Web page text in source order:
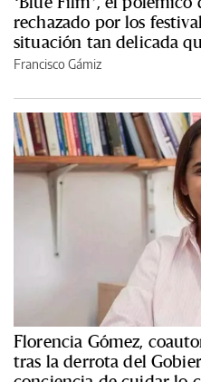
rechazado por los
situación tan delicada
Francisco Gámiz
Florencia Gómez,
tras la derrota del